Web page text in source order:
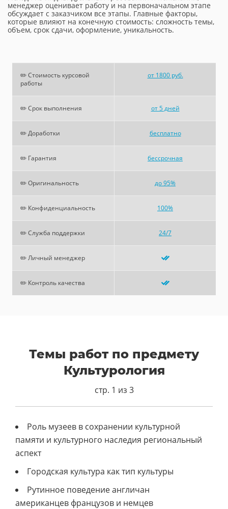
менеджер оценивает работу и на первоначальном этапе
обсуждает с заказчиком все этапы. Главные факторы,
которые влияют на конечную стоимость: сложность темы,
объем, срок сдачи, оформление, уникальность.
✏️ Стоимость курсовой
работы
от 1800 руб.
✏️ Срок выполнения от 5 дней
✏️ Доработки бесплатно
✏️ Гарантия бессрочная
✏️ Оригинальность до 95%
✏️ Конфиденциальность 100%
✏️ Служба поддержки 24/7
✏️ Личный менеджер
✏️ Контроль качества
Темы работ по предмету
Культурология
стр. 1 из 3
Роль музеев в сохранении культурной
памяти и культурного наследия региональный
аспект
Городская культура как тип культуры
Рутинное поведение англичан
американцев французов и немцев